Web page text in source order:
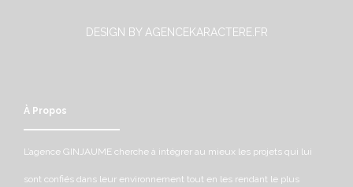
DESIGN BY AGENCEKARACTERE.FR
À Propos
L’agence GINJAUME cherche à intégrer au mieux les projets qui lui
sont confiés dans leur environnement tout en les rendant le plus